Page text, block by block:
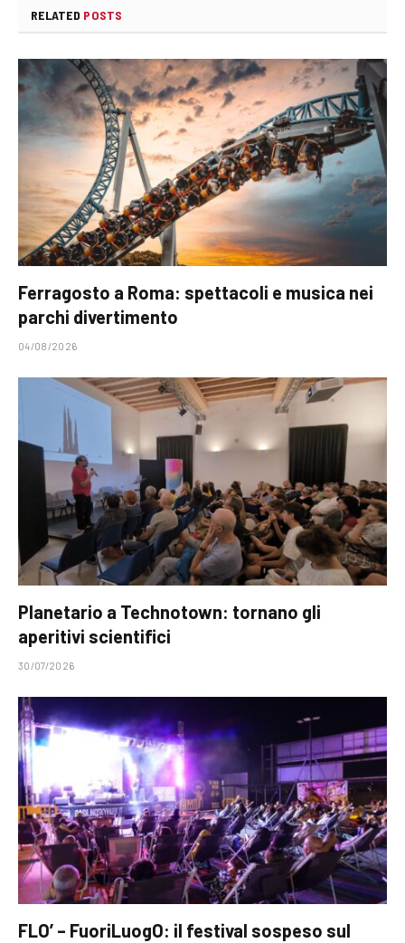
RELATED POSTS
Ferragosto a Roma: spettacoli e musica nei
parchi divertimento
04/08/2026
Planetario a Technotown: tornano gli
aperitivi scientifici
30/07/2026
FLO’ – FuoriLuogO: il festival sospeso sul